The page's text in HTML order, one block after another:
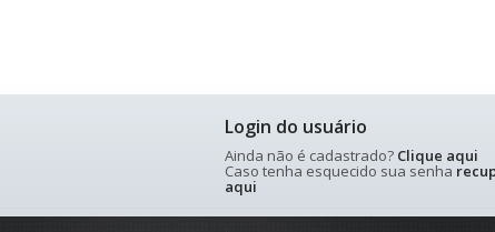
Login do usuário
Ainda não é cadastrado? Clique aqui
Caso tenha esquecido sua senha
aqui